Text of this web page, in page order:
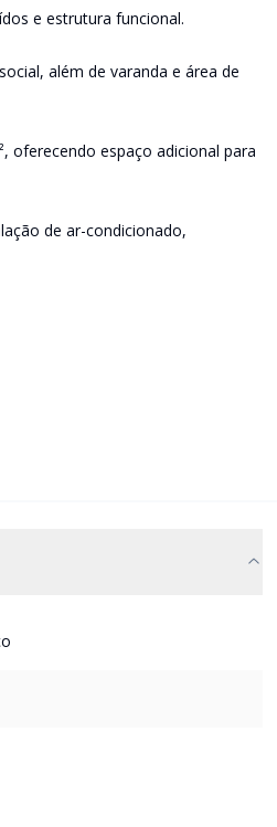
e estrutura funcional.
além de varanda e área de
oferecendo espaço adicional para
de ar-condicionado,